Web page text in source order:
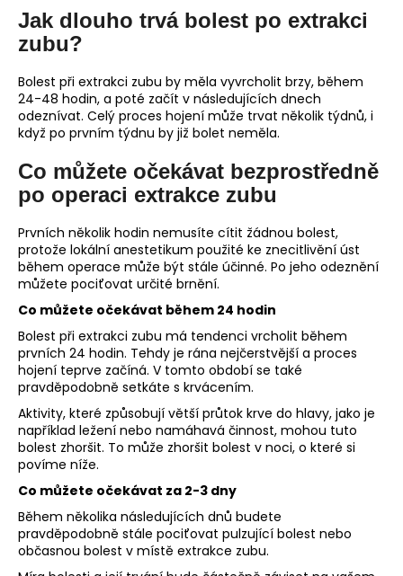
Jak dlouho trvá bolest po extrakci
zubu?
Bolest při extrakci zubu by měla vyvrcholit brzy, během
24-48 hodin, a poté začít v následujících dnech
odeznívat. Celý proces hojení může trvat několik týdnů, i
když po prvním týdnu by již bolet neměla.
Co můžete očekávat bezprostředně
po operaci extrakce zubu
Prvních několik hodin nemusíte cítit žádnou bolest,
protože lokální anestetikum použité ke znecitlivění úst
během operace může být stále účinné. Po jeho odeznění
můžete pociťovat určité brnění.
Co můžete očekávat během 24 hodin
Bolest při extrakci zubu má tendenci vrcholit během
prvních 24 hodin. Tehdy je rána nejčerstvější a proces
hojení teprve začíná. V tomto období se také
pravděpodobně setkáte s krvácením.
Aktivity, které způsobují větší průtok krve do hlavy, jako je
například ležení nebo namáhavá činnost, mohou tuto
bolest zhoršit. To může zhoršit bolest v noci, o které si
povíme níže.
Co můžete očekávat za 2-3 dny
Během několika následujících dnů budete
pravděpodobně stále pociťovat pulzující bolest nebo
občasnou bolest v místě extrakce zubu.